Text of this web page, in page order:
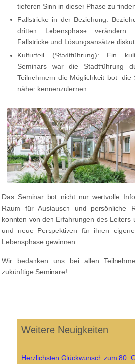
tieferen Sinn in dieser Phase zu
Fallstricke in der Beziehung:
dritten Lebensphase
Fallstricke und Lösungsansätze
Kulturteil (Stadtführung): Ein
Seminars war die Stadtführung
Teilnehmern die Möglichkeit bot, die
näher kennenzulernen.
Das Seminar bot nicht nur wertvolle
Raum für Austausch und persönliche
konnten von den Erfahrungen des Leiters
und neue Perspektiven für ihren
Lebensphase gewinnen.
Wir bedanken uns bei allen
zukünftige Seminare!
Weitere Neuigkeiten
Herzlichsten Glückwunsch zum 80.